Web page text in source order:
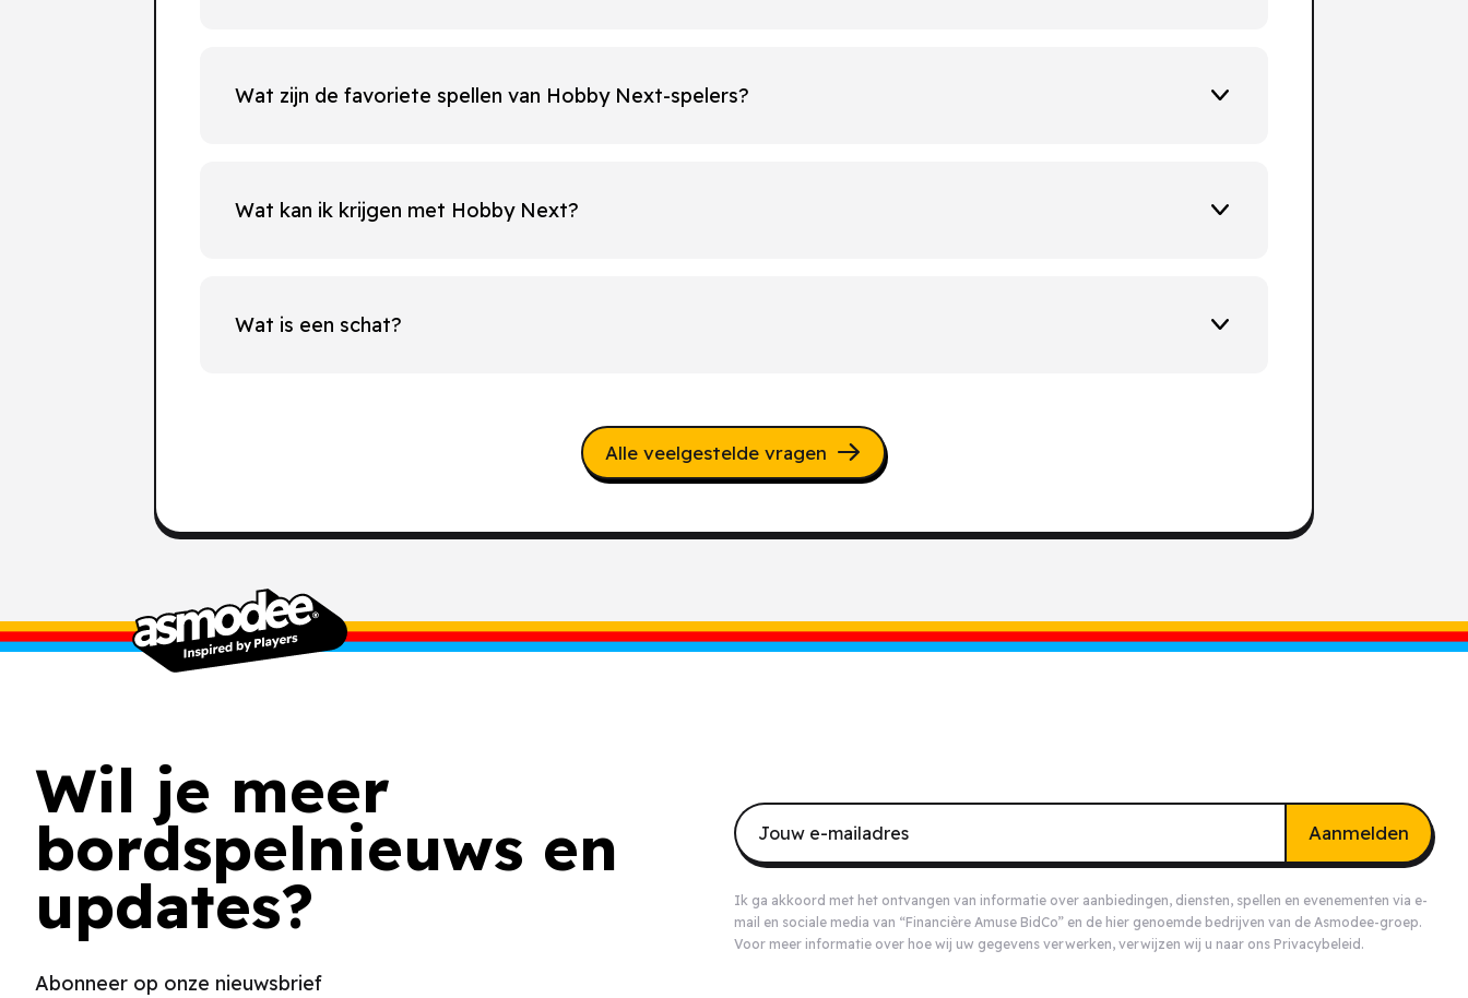
Wat zijn de favoriete spellen van Hobby Next-spelers?
Wat kan ik krijgen met Hobby Next?
Wat is een schat?
Alle veelgestelde vragen
Wil je meer
bordspelnieuws en
updates?
Abonneer op onze nieuwsbrief
Aanmelden
Ik ga akkoord met het ontvangen van informatie over aanbiedingen, diensten, spellen en evenementen via e-
mail en sociale media van “Financière Amuse BidCo” en de hier genoemde bedrijven van de Asmodee-groep.
Voor meer informatie over hoe wij uw gegevens verwerken, verwijzen wij u naar ons Privacybeleid.